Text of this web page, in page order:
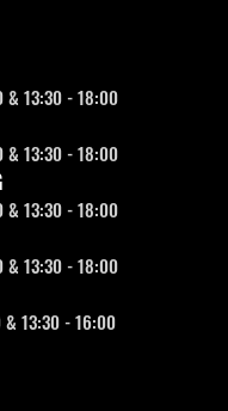
13:30 - 18:00
13:30 - 18:00
13:30 - 18:00
13:30 - 18:00
13:30 - 16:00